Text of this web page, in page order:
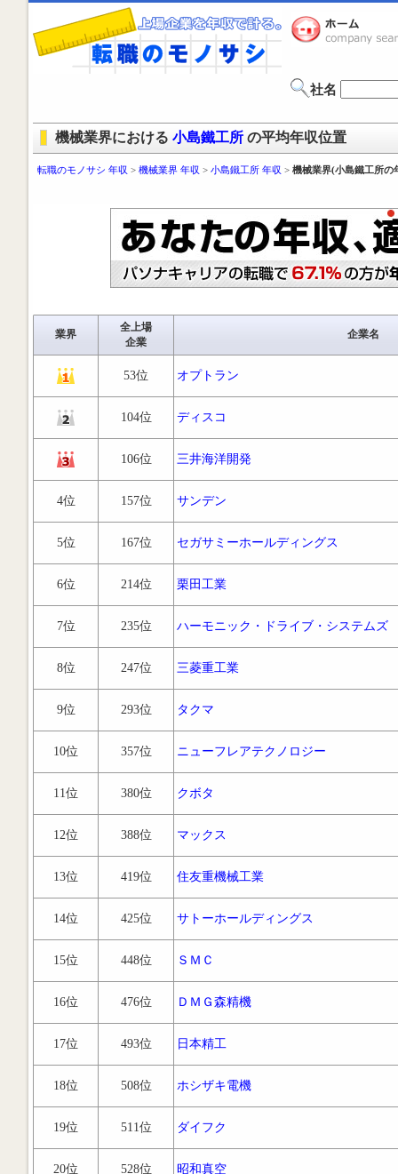
社名
機械業界における 小島鐵工所 の平均年収位置
転職のモノサシ 年収 > 機械業界 年収 > 小島鐵工所 年収 > 機械業界(小島鐵工所の
業界
全上場
企業
企業名
53位 オプトラン
104位 ディスコ
106位 三井海洋開発
4位 157位 サンデン
5位 167位 セガサミーホールディングス
6位 214位 栗田工業
7位 235位 ハーモニック・ドライブ・システムズ
8位 247位 三菱重工業
9位 293位 タクマ
10位 357位 ニューフレアテクノロジー
11位 380位 クボタ
12位 388位 マックス
13位 419位 住友重機械工業
14位 425位 サトーホールディングス
15位 448位 ＳＭＣ
16位 476位 ＤＭＧ森精機
17位 493位 日本精工
18位 508位 ホシザキ電機
19位 511位 ダイフク
20位 528位 昭和真空